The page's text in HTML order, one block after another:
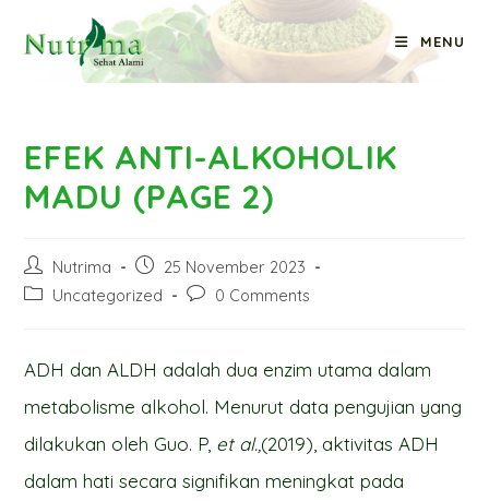
MENU
Blog
EFEK ANTI-ALKOHOLIK
MADU (PAGE 2)
Post
author:
Nutrima
Post
published:
25 November 2023
PostUncategorized
Post0 Comments
ADH dan ALDH adalah dua enzim utama dalam
metabolisme alkohol. Menurut data pengujian yang
dilakukan oleh Guo. P, et al.,(2019), aktivitas ADH
dalam hati secara signifikan meningkat pada